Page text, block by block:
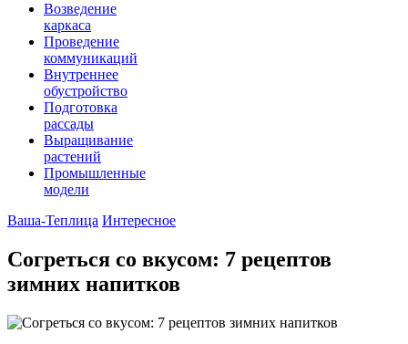
Возведение
каркаса
Проведение
коммуникаций
Внутреннее
обустройство
Подготовка
рассады
Выращивание
растений
Промышленные
модели
Ваша-Теплица Интересное
Согреться со вкусом: 7 рецептов
зимних напитков